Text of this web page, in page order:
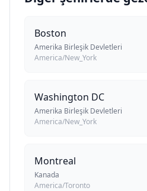
Boston
Amerika Birleşik Devletleri
America/New_York
Washington DC
Amerika Birleşik Devletleri
America/New_York
Montreal
Kanada
America/Toronto